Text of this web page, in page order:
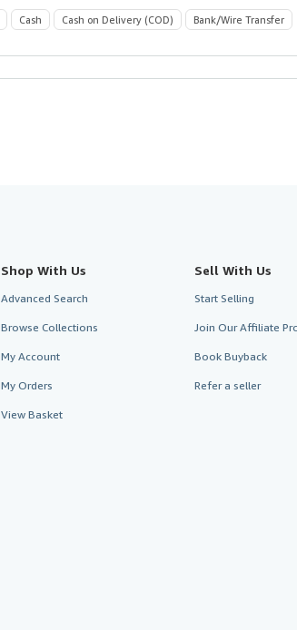
Cash Cash on Delivery (COD) Bank/Wire Transfer
Shop With Us
Advanced Search
Browse Collections
My Account
My Orders
View Basket
Sell With Us
Start Selling
Join Our Affiliate
Book Buyback
Refer a seller